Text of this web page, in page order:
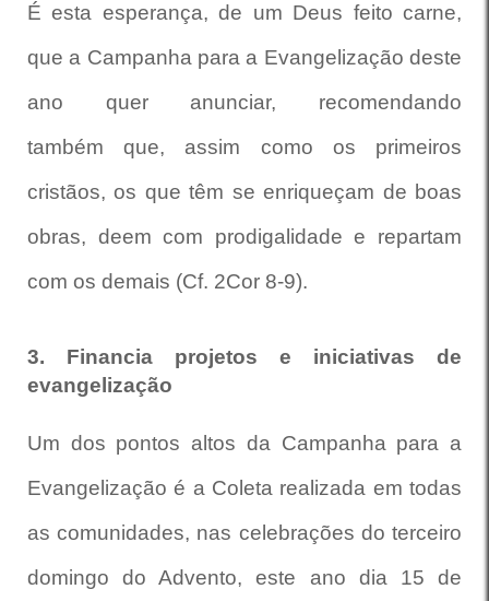
É esta esperança, de um Deus feito carne,
que a Campanha para a Evangelização deste
ano quer anunciar, recomendando
também que, assim como os primeiros
cristãos, os que têm se enriqueçam de boas
obras, deem com prodigalidade e repartam
com os demais (Cf. 2Cor 8-9).
3. Financia projetos e iniciativas de
evangelização
Um dos pontos altos da Campanha para a
Evangelização é a Coleta realizada em todas
as comunidades, nas celebrações do terceiro
domingo do Advento, este ano dia 15 de